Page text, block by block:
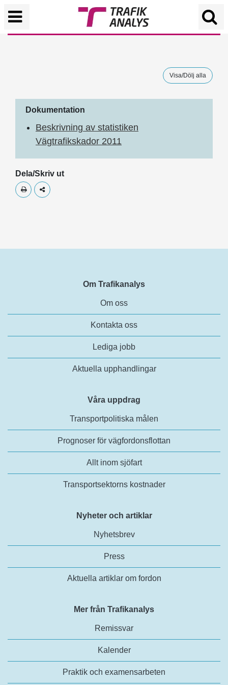
Visa/Dölj alla
Dokumentation
Beskrivning av statistiken
Vägtrafikskador 2011
Dela/Skriv ut
Skriv utDela
Om Trafikanalys
Om oss
Kontakta oss
Lediga jobb
Aktuella upphandlingar
Våra uppdrag
Transportpolitiska målen
Prognoser för vägfordonsflottan
Allt inom sjöfart
Transportsektorns kostnader
Nyheter och artiklar
Nyhetsbrev
Press
Aktuella artiklar om fordon
Mer från Trafikanalys
Remissvar
Kalender
Praktik och examensarbeten